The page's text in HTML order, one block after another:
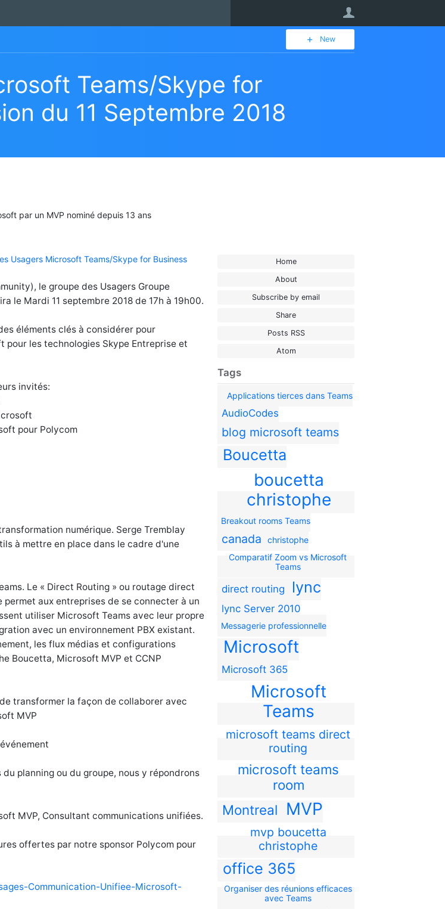
New
Teams/Skype for
du 11 Septembre 2018
par un MVP nominé depuis 13 ans
Home
About
Subscribe by email
Share
Posts RSS
Atom
Tags
Applications tierces dans Teams
AudioCodes
blog microsoft teams
Boucetta
boucetta
christophe
Breakout rooms Teams
canada
christophe
Comparatif Zoom vs Microsoft
Teams
direct routing lync
lync Server 2010
Messagerie professionnelle
Microsoft
Microsoft 365
Microsoft
Teams
microsoft teams direct
routing
microsoft teams
room
Montreal
MVP
mvp boucetta
christophe
office 365
Organiser des réunions efficaces
avec Teams
Usagers Microsoft Teams/Skype for Business
le groupe des Usagers Groupe
le Mardi 11 septembre 2018 de 17h à 19h00.
éléments clés à considérer pour
les technologies Skype Entreprise et
invités:
pour Polycom
numérique. Serge Tremblay
à mettre en place dans le cadre d'une
Le « Direct Routing » ou routage direct
aux entreprises de se connecter à un
utiliser Microsoft Teams avec leur propre
avec un environnement PBX existant.
les flux médias et configurations
Boucetta, Microsoft MVP et CCNP
transformer la façon de collaborer avec
MVP
planning ou du groupe, nous y répondrons
MVP, Consultant communications unifiées.
offertes par notre sponsor Polycom pour
Communication-Unifiee-Microsoft-